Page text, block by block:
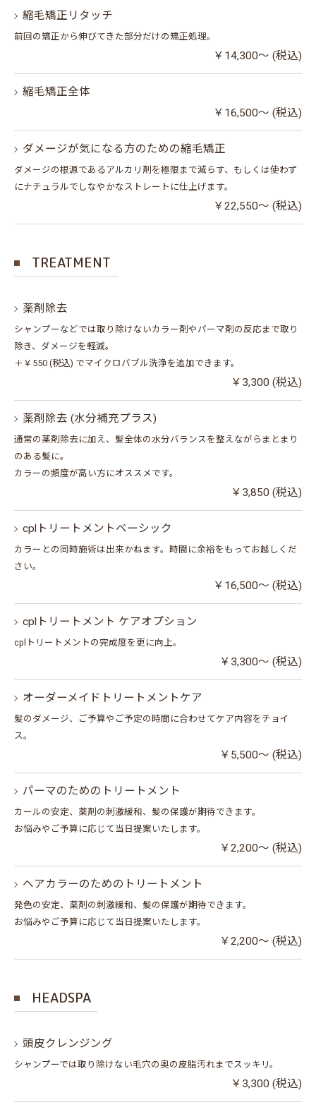
縮毛矯正リタッチ
前回の矯正から伸びてきた部分だけの矯正処理。
￥14,300～ (税込)
縮毛矯正全体
￥16,500～ (税込)
ダメージが気になる方のための縮毛矯正
ダメージの根源であるアルカリ剤を極限まで減らす、もしくは使わず
にナチュラルでしなやかなストレートに仕上げます。
￥22,550～ (税込)
TREATMENT
薬剤除去
シャンプーなどでは取り除けないカラー剤やパーマ剤の反応まで取り
除き、ダメージを軽減。
＋￥550 (税込) でマイクロバブル洗浄を追加できます。
￥3,300 (税込)
薬剤除去 (水分補充プラス)
通常の薬剤除去に加え、髪全体の水分バランスを整えながらまとまり
のある髪に。
カラーの頻度が高い方にオススメです。
￥3,850 (税込)
cplトリートメントベーシック
カラーとの同時施術は出来かねます。時間に余裕をもってお越しくだ
さい。
￥16,500～ (税込)
cplトリートメント ケアオプション
cplトリートメントの完成度を更に向上。
￥3,300～ (税込)
オーダーメイドトリートメントケア
髪のダメージ、ご予算やご予定の時間に合わせてケア内容をチョイ
ス。
￥5,500～ (税込)
パーマのためのトリートメント
カールの安定、薬剤の刺激緩和、髪の保護が期待できます。
お悩みやご予算に応じて当日提案いたします。
￥2,200～ (税込)
ヘアカラーのためのトリートメント
発色の安定、薬剤の刺激緩和、髪の保護が期待できます。
お悩みやご予算に応じて当日提案いたします。
￥2,200～ (税込)
HEADSPA
頭皮クレンジング
シャンプーでは取り除けない毛穴の奥の皮脂汚れまでスッキリ。
￥3,300 (税込)